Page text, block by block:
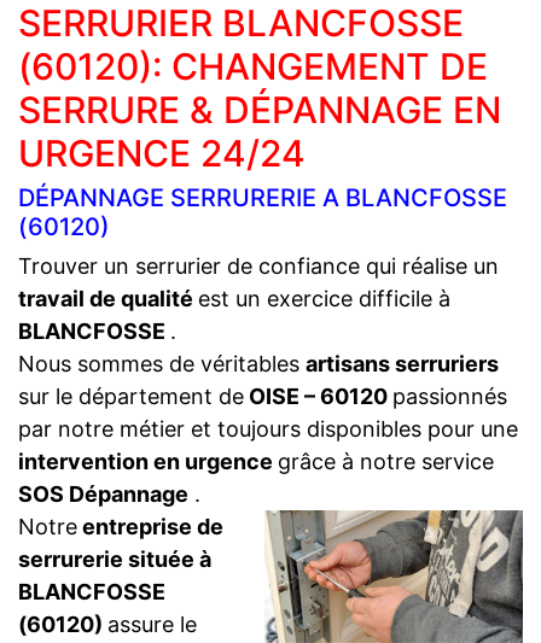
SERRURIER BLANCFOSSE
(60120): CHANGEMENT DE
SERRURE & DÉPANNAGE EN
URGENCE 24/24
DÉPANNAGE SERRURERIE A BLANCFOSSE
(60120)
Trouver un serrurier de confiance qui réalise un
travail de qualité est un exercice difficile à
BLANCFOSSE .
Nous sommes de véritables artisans serruriers
sur le département de OISE – 60120 passionnés
par notre métier et toujours disponibles pour une
intervention en urgence grâce à notre service
SOS Dépannage .
Notreentreprise de
serrurerie située à
BLANCFOSSE
(60120) assure le